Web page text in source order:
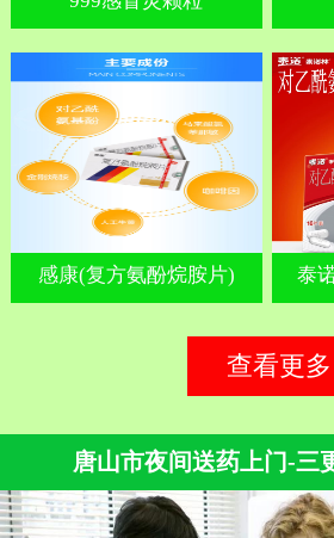
感康(复方氨酚烷胺片) 泰
查看更多
唐山市夜间送药上门-三